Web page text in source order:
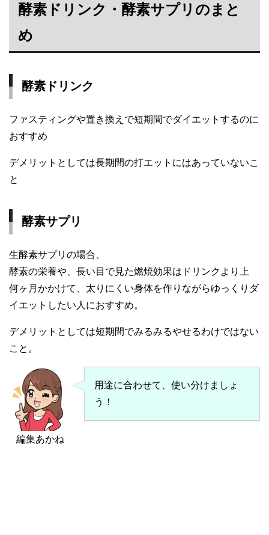
酵素ドリンク・酵素サプリのまと
め
酵素ドリンク
ファスティングや置き換えで短期間でダイエットするのに
おすすめ
デメリットとしては長期間の打エットにはあっていないこ
と
酵素サプリ
生酵素サプリの場合、
酵素の栄養や、長い目で見た燃焼効果はドリンクより上
何ヶ月かかけて、太りにくい身体を作りながらゆっくりダ
イエットしたい人におすすめ。
デメリットとしては短期間でみるみるやせるわけではない
こと。
編集あかね
用途に合わせて、使い分けましょ
う！